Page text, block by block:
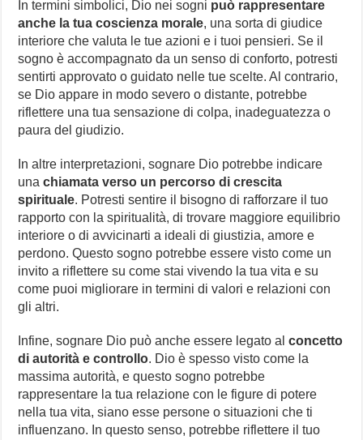
In termini simbolici, Dio nei sogni può rappresentare
anche la tua coscienza morale, una sorta di giudice
interiore che valuta le tue azioni e i tuoi pensieri. Se il
sogno è accompagnato da un senso di conforto, potresti
sentirti approvato o guidato nelle tue scelte. Al contrario,
se Dio appare in modo severo o distante, potrebbe
riflettere una tua sensazione di colpa, inadeguatezza o
paura del giudizio.
In altre interpretazioni, sognare Dio potrebbe indicare
unachiamata verso un percorso di crescita
spirituale. Potresti sentire il bisogno di rafforzare il tuo
rapporto con la spiritualità, di trovare maggiore equilibrio
interiore o di avvicinarti a ideali di giustizia, amore e
perdono. Questo sogno potrebbe essere visto come un
invito a riflettere su come stai vivendo la tua vita e su
come puoi migliorare in termini di valori e relazioni con
gli altri.
Infine, sognare Dio può anche essere legato alconcetto
di autorità e controllo. Dio è spesso visto come la
massima autorità, e questo sogno potrebbe
rappresentare la tua relazione con le figure di potere
nella tua vita, siano esse persone o situazioni che ti
influenzano. In questo senso, potrebbe riflettere il tuo